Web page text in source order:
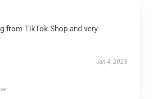
from TikTok Shop and very
Jan 4, 2025